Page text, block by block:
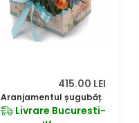
415.00 LEI
Aranjamentul șugubăț
Livrare Bucuresti-